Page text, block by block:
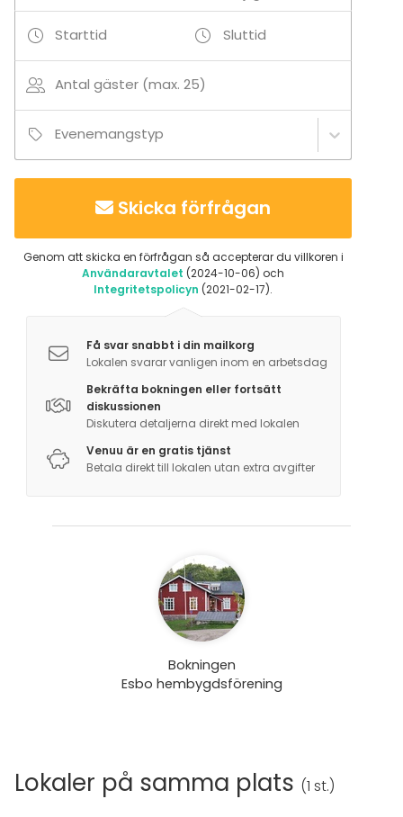
Starttid Sluttid
Antal gäster (max. 25)
Evenemangstyp
Skicka förfrågan
Genom att skicka en förfrågan så accepterar du villkoren i
Användaravtalet (2024-10-06) och
Integritetspolicyn (2021-02-17).
Få svar snabbt i din mailkorg
Lokalen svarar vanligen inom en arbetsdag
Bekräfta bokningen eller fortsätt
diskussionen
Diskutera detaljerna direkt med lokalen
Venuu är en gratis tjänst
Betala direkt till lokalen utan extra avgifter
Bokningen
Esbo hembygdsförening
Lokaler på samma plats (1 st.)